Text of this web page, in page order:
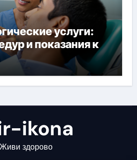
услуги:
и показания к
ikona
Живи здорово